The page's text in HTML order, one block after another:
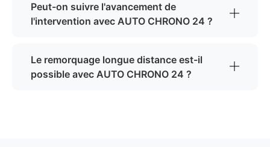
Peut-on suivre l'avancement de
l'intervention avec AUTO CHRONO 24 ?
Le remorquage longue distance est-il
possible avec AUTO CHRONO 24 ?